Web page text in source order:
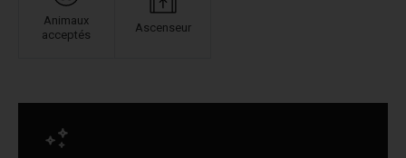
Animaux
acceptés
Ascenseur